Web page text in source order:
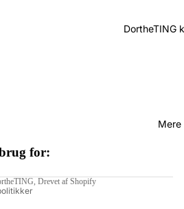
DortheTING
Mere
for:
, Drevet af Shopify